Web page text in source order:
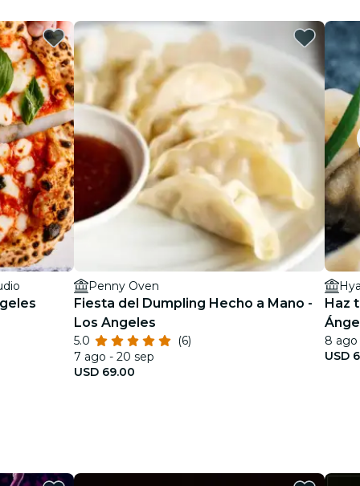
Penny Oven
Fiesta del Dumpling Hecho a Mano -
Los Angeles
5.0
(6)
7 ago - 20 sep
USD 69.00
Haz
8 ago
USD